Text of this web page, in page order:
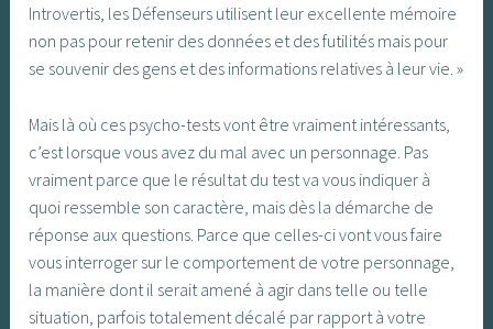
Introvertis, les Défenseurs utilisent leur excellente mémoire
non pas pour retenir des données et des futilités mais pour
se souvenir des gens et des informations relatives à leur vie. »
Mais là où ces psycho-tests vont être vraiment intéressants,
c’est lorsque vous avez du mal avec un personnage. Pas
vraiment parce que le résultat du test va vous indiquer à
quoi ressemble son caractère, mais dès la démarche de
réponse aux questions. Parce que celles-ci vont vous faire
vous interroger sur le comportement de votre personnage,
la manière dont il serait amené à agir dans telle ou telle
situation, parfois totalement décalé par rapport à votre